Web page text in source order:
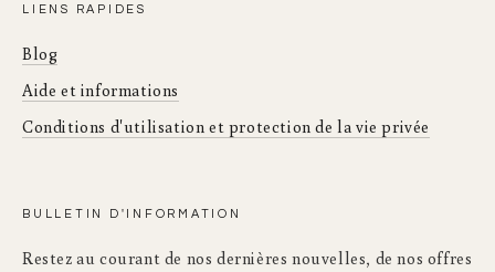
LIENS RAPIDES
Blog
Aide et informations
Conditions d'utilisation et protection de la vie privée
BULLETIN D'INFORMATION
Restez au courant de nos dernières nouvelles, de nos offres